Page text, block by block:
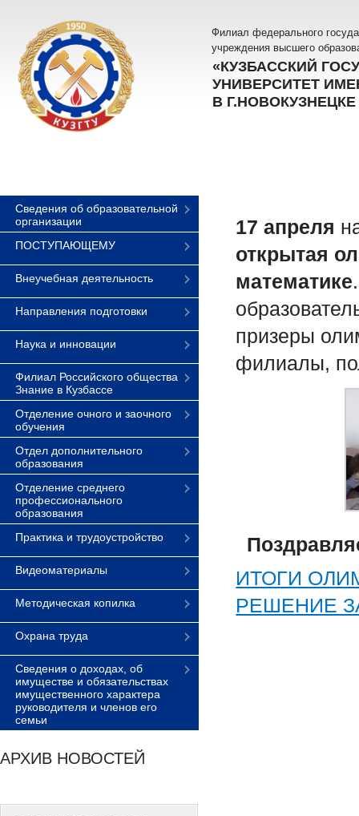
Филиал федерального
учреждения высшего
«КУЗБАССКИЙ
УНИВЕРСИТЕТ
В Г.НОВОКУЗНЕЦКЕ
Сведения об образовательной
организации
ПОСТУПАЮЩЕМУ
Внеучебная деятельность
Направления подготовки
Наука и инновации
Филиал Российского общества
Знание в Кузбассе
Отделение очного и заочного
обучения
Отдел дополнительного
образования
Отделение среднего
профессионального
образования
Практика и трудоустройство
Видеоматериалы
Методическая копилка
Охрана труда
Сведения о доходах, об
имуществе и обязательствах
имущественного характера
руководителя и членов его
семьи
АРХИВ НОВОСТЕЙ
17 апреля
открытая
математике
призеры
филиалы,
ИТОГИ
РЕШЕНИЕ